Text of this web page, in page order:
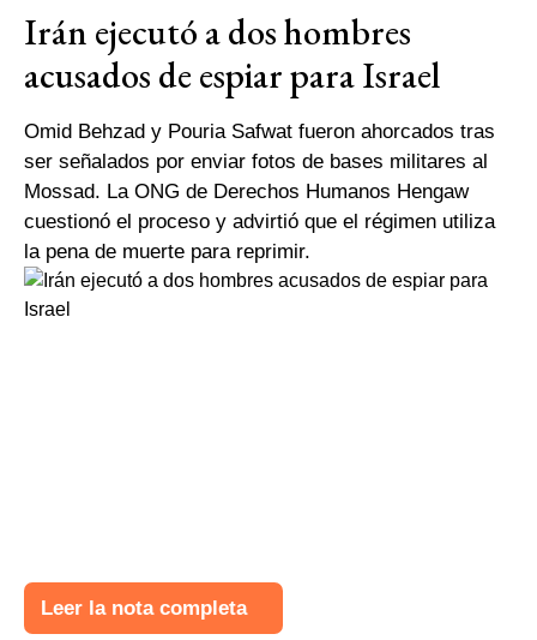
Irán ejecutó a dos hombres
acusados de espiar para Israel
Omid Behzad y Pouria Safwat fueron ahorcados tras
ser señalados por enviar fotos de bases militares al
Mossad. La ONG de Derechos Humanos Hengaw
cuestionó el proceso y advirtió que el régimen utiliza
la pena de muerte para reprimir.
Leer la nota completa